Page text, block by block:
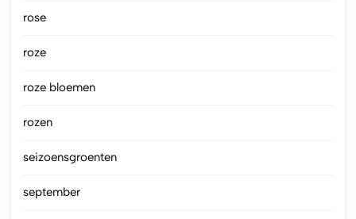
rose
roze
roze bloemen
rozen
seizoensgroenten
september